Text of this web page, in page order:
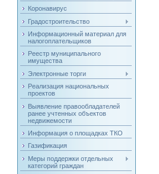
Коронавирус
Градостроительство
Информационный материал для
налогоплательщиков
Реестр муниципального
имущества
Электронные торги
Реализация национальных
проектов
Выявление правообладателей
ранее учтенных объектов
недвижемости
Информация о площадках ТКО
Газификация
Меры поддержки отдельных
категорий граждан